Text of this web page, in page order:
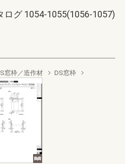
ログ 1054-1055(1056-1057)
窓枠／造作材 DS窓枠